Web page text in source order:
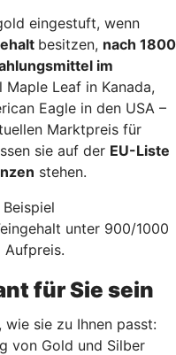
eingestuft, wenn
besitzen, nach 1800
im
Maple Leaf in Kanada,
Eagle in den USA –
Marktpreis für
sie auf der EU-Liste
stehen.
unter 900/1000
Aufpreis.
für Sie sein
wie sie zu Ihnen passt:
von Gold und Silber